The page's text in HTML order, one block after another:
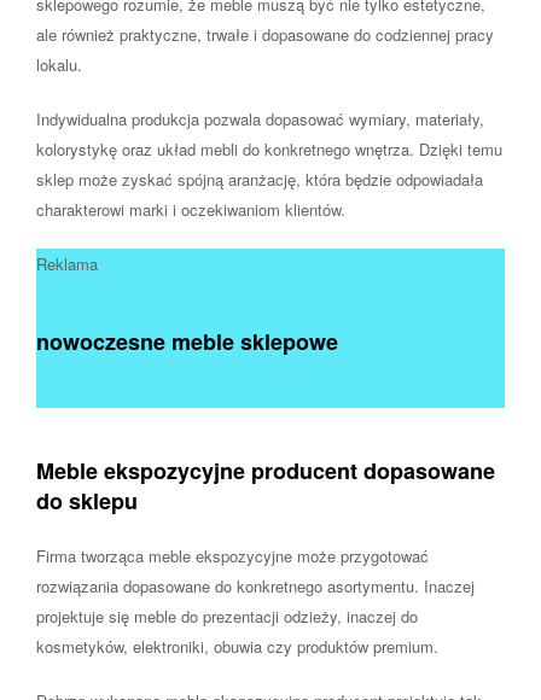
ale również praktyczne, trwałe i dopasowane do codziennej pracy
lokalu.
Indywidualna produkcja pozwala dopasować wymiary, materiały,
kolorystykę oraz układ mebli do konkretnego wnętrza. Dzięki temu
sklep może zyskać spójną aranżację, która będzie odpowiadała
charakterowi marki i oczekiwaniom klientów.
Reklama
nowoczesne meble sklepowe
Meble ekspozycyjne producent dopasowane
do sklepu
Firma tworząca meble ekspozycyjne może przygotować
rozwiązania dopasowane do konkretnego asortymentu. Inaczej
projektuje się meble do prezentacji odzieży, inaczej do
kosmetyków, elektroniki, obuwia czy produktów premium.